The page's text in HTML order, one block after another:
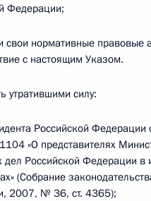
Федерации;
свои нормативные правовые
с настоящим Указом.
утратившими силу:
Российской Федерации
«О представителях
дел Российской Федерации в
(Собрание
2007, № 36, ст. 4365);